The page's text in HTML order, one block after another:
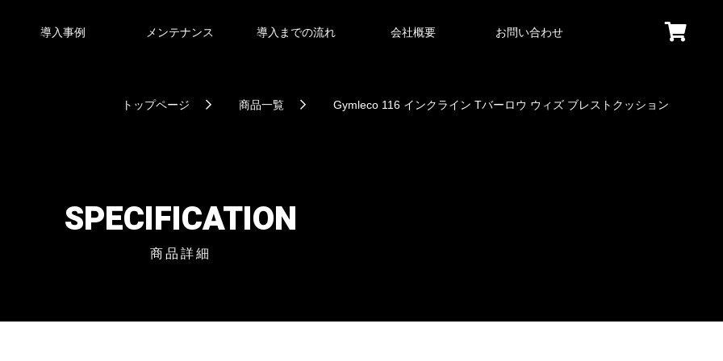
導入事例 メンテナンス 導入までの流れ 会社概要 お問い合わせ
トップページ 商品一覧 Gymleco 116 インクライン Tバーロウ ウィズ ブレストクッション
SPECIFICATION
商品詳細